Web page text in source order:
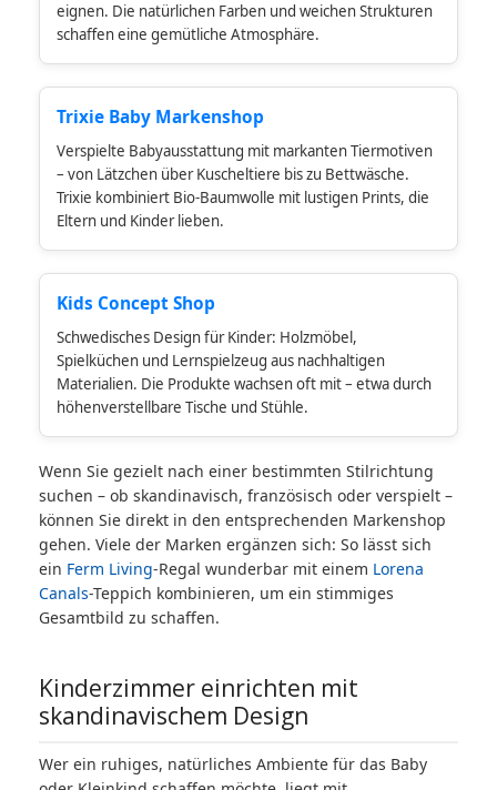
eignen. Die natürlichen Farben und weichen Strukturen
schaffen eine gemütliche Atmosphäre.
Trixie Baby Markenshop
Verspielte Babyausstattung mit markanten Tiermotiven
– von Lätzchen über Kuscheltiere bis zu Bettwäsche.
Trixie kombiniert Bio-Baumwolle mit lustigen Prints, die
Eltern und Kinder lieben.
Kids Concept Shop
Schwedisches Design für Kinder: Holzmöbel,
Spielküchen und Lernspielzeug aus nachhaltigen
Materialien. Die Produkte wachsen oft mit – etwa durch
höhenverstellbare Tische und Stühle.
Wenn Sie gezielt nach einer bestimmten Stilrichtung
suchen – ob skandinavisch, französisch oder verspielt –
können Sie direkt in den entsprechenden Markenshop
gehen. Viele der Marken ergänzen sich: So lässt sich
ein Ferm Living-Regal wunderbar mit einem Lorena
Canals-Teppich kombinieren, um ein stimmiges
Gesamtbild zu schaffen.
Kinderzimmer einrichten mit
skandinavischem Design
Wer ein ruhiges, natürliches Ambiente für das Baby